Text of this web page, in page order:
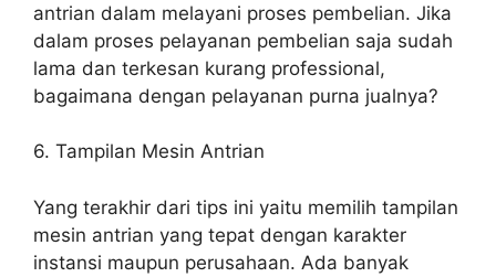
antrian dalam melayani proses pembelian. Jika
dalam proses pelayanan pembelian saja sudah
lama dan terkesan kurang professional,
bagaimana dengan pelayanan purna jualnya?
6. Tampilan Mesin Antrian
Yang terakhir dari tips ini yaitu memilih tampilan
mesin antrian yang tepat dengan karakter
instansi maupun perusahaan. Ada banyak